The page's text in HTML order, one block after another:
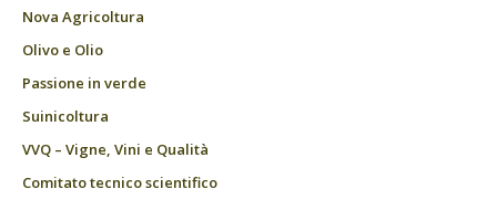
Nova Agricoltura
Olivo e Olio
Passione in verde
Suinicoltura
VVQ – Vigne, Vini e Qualità
Comitato tecnico scientifico